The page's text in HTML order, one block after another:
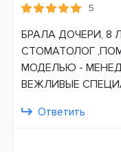
Режимов чистки
1
Сменная насадка
Да
Таймер чистки
5
БРАЛА ДОЧЕРИ, 8
СТОМАТОЛОГ
МОДЕЛЬЮ -
ВЕЖЛИВЫЕ
Ответить